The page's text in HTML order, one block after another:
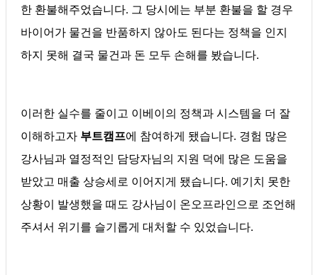
한 환불해주었습니다. 그 당시에는 부분 환불을 할 경우
바이어가 물건을 반품하지 않아도 된다는 정책을 인지
하지 못해 결국 물건과 돈 모두 손해를 봤습니다.
이러한 실수를 줄이고 이베이의 정책과 시스템을 더 잘
이해하고자 부트캠프에 참여하게 됐습니다. 경험 많은
강사님과 열정적인 담당자님의 지원 덕에 많은 도움을
받았고 매출 상승세로 이어지게 됐습니다. 예기치 못한
상황이 발생했을 때도 강사님이 온오프라인으로 조언해
주셔서 위기를 슬기롭게 대처할 수 있었습니다.